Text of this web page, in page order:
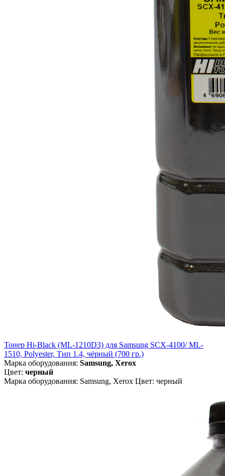
Тонер Hi-Black (ML-1210D3) для Samsung SCX-4100/ ML-
1510, Polyester, Тип 1.4, чёрный (700 гр.)
Марка оборудования: Samsung, Xerox
Цвет: черный
Марка оборудования: Samsung, Xerox Цвет: черный